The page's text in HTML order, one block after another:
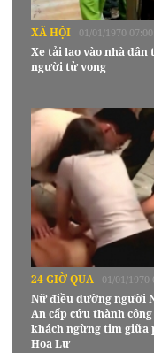
XÃ HỘI 01/01/1970
Xe tải lao vào nhà dân
người tử vong
24 GIỜ QUA 01/01/1970
Nữ điều dưỡng người
An cấp cứu thành
khách ngừng tim giữa
Hoa Lư